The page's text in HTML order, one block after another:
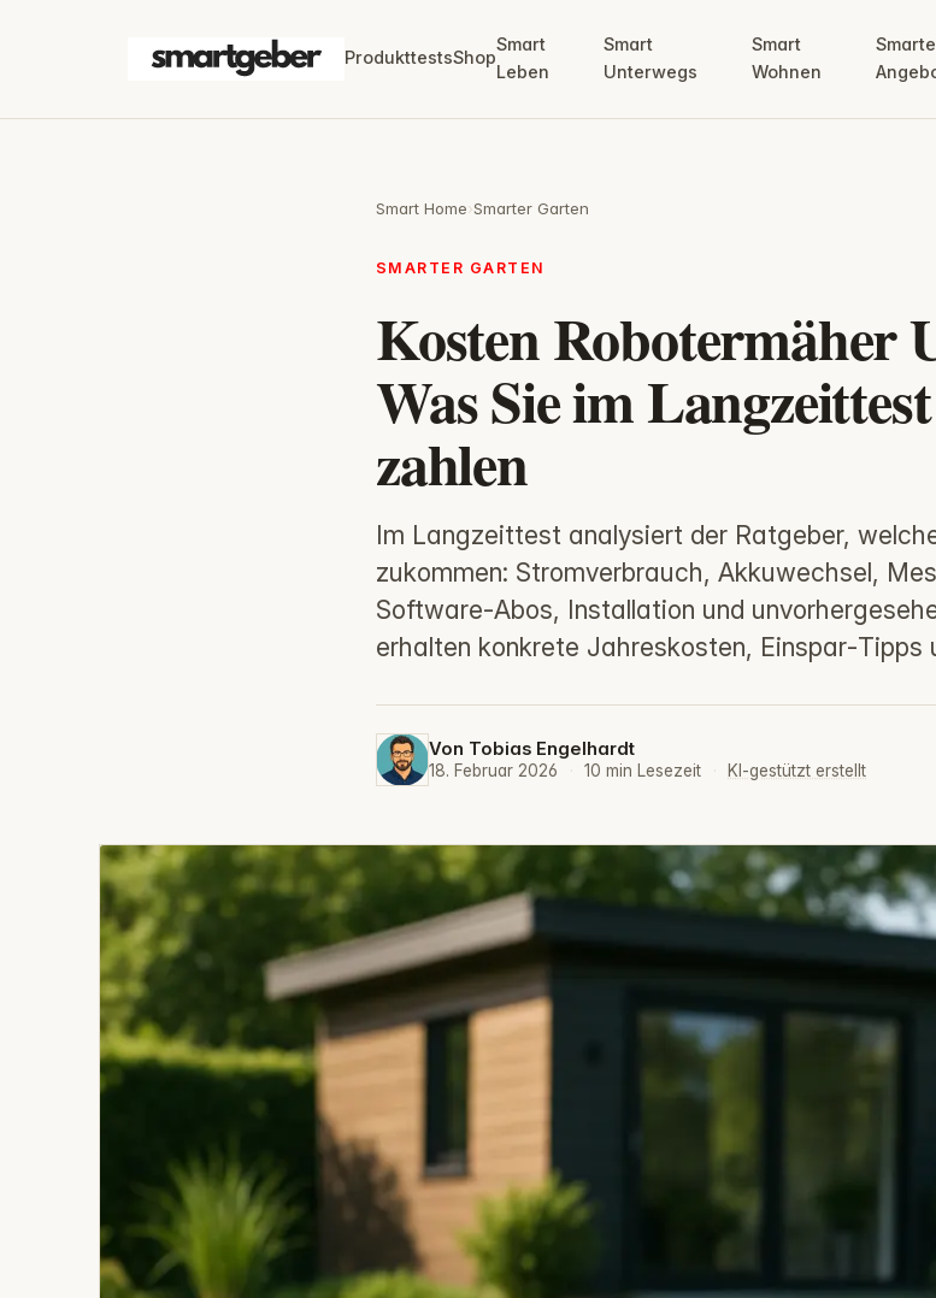
ProdukttestsShop
Smart
Leben
Smart
Unterwegs
Smart
Wohnen
Smarte
Smart Home›Smarter Garten
SMARTER GARTEN
Kosten Robotermäher
Was Sie im
zahlen
Im Langzeittest analysiert der Ratgeber,
zukommen: Stromverbrauch, Akkuwechsel,
Software‑Abos, Installation und
erhalten konkrete Jahreskosten, Einspar‑Tipps
Von Tobias Engelhardt
18. Februar 2026 · 10 min Lesezeit · KI-gestützt erstellt